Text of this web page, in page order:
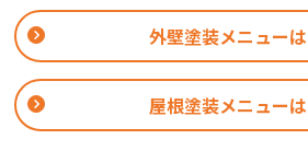
外壁塗装メニュー
屋根塗装メニュー